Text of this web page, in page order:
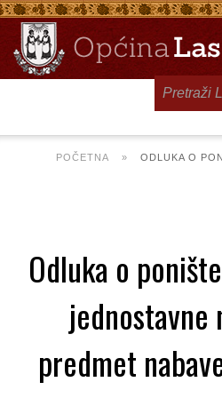
POČETNA » ODLUKA O
Odluka o
jednostavne
predmet